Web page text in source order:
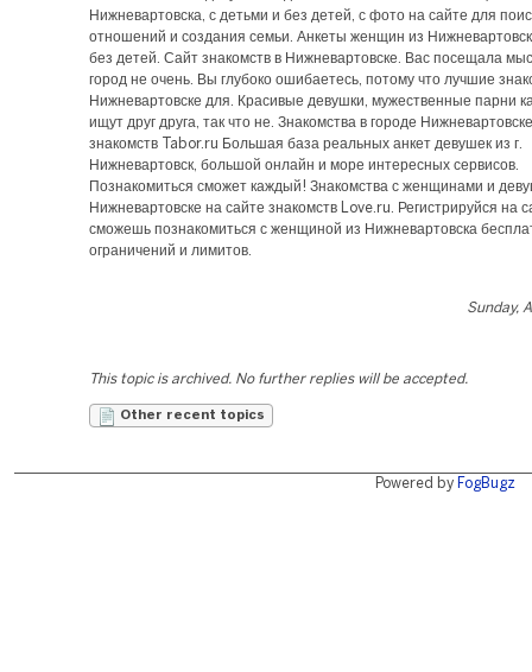
Нижневартовска, с детьми и без детей, с фото на сайте для
отношений и создания семьи. Анкеты женщин из
без детей. Сайт знакомств в Нижневартовске. Вас посещала
город не очень. Вы глубоко ошибаетесь, потому что лучшие
Нижневартовске для. Красивые девушки, мужественные парни
ищут друг друга, так что не. Знакомства в городе
знакомств Tabor.ru Большая база реальных анкет девушек из г.
Нижневартовск, большой онлайн и море интересных сервисов.
Познакомиться сможет каждый! Знакомства с женщинами и
Нижневартовске на сайте знакомств Love.ru. Регистрируйся на
сможешь познакомиться с женщиной из Нижневартовска
ограничений и лимитов.
Sunday,
This topic is archived. No further replies will be accepted.
Other recent topics
Powered by FogBugz